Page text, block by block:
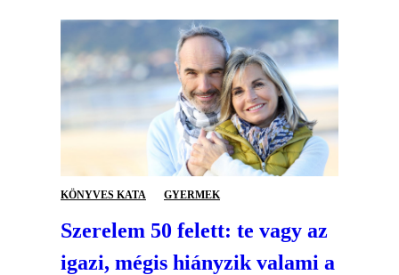
KÖNYVES KATA GYERMEK
Szerelem 50 felett: te vagy az
igazi, mégis hiányzik valami a